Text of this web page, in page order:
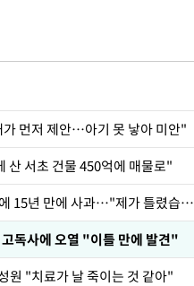
먼저 제안…아기 못 낳아 미안"
산 서초 건물 450억에 매물로"
표창원, 남규리에 15년 만에 사과…"제가 틀렸습니다"
독사에 오열 "이틀 만에 발견"
원 "치료가 날 죽이는 것 같아"